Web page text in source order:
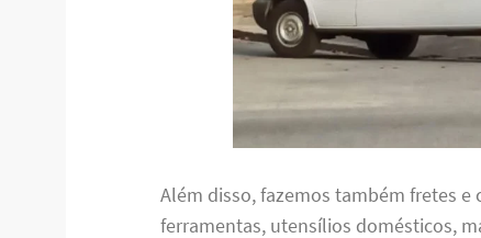
Além disso, fazemos também fretes
ferramentas, utensílios domésticos,